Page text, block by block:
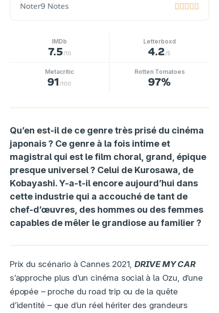
IMDb
7.5/10
Letterboxd
4.2/5
Metacritic
91/100
Rotten Tomatoes
97%
Noter9 Notes
Qu’en est-il de ce genre très prisé du cinéma
japonais ? Ce genre à la fois intime et
magistral qui est le film choral, grand, épique
presque universel ? Celui de Kurosawa, de
Kobayashi. Y-a-t-il encore aujourd’hui dans
cette industrie qui a accouché de tant de
chef-d’œuvres, des hommes ou des femmes
capables de mêler le grandiose au familier ?
Prix du scénario à Cannes 2021,DRIVE MY CAR
s’approche plus d’un cinéma social à la Ozu, d’une
épopée – proche du road trip ou de la quête
d’identité – que d’un réel hériter des grandeurs